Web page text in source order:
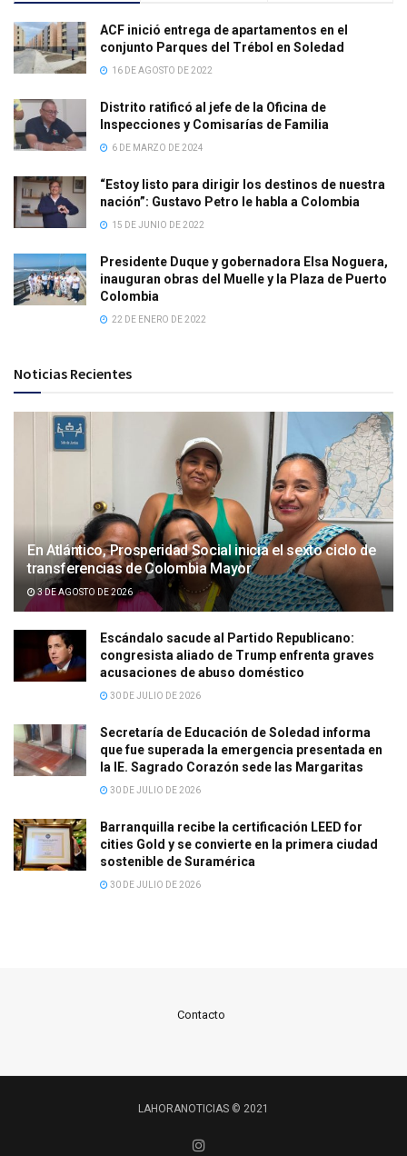
ACF inició entrega de apartamentos en el
conjunto Parques del Trébol en Soledad
16 DE AGOSTO DE 2022
Distrito ratificó al jefe de la Oficina de
Inspecciones y Comisarías de Familia
6 DE MARZO DE 2024
“Estoy listo para dirigir los destinos de nuestra
nación”: Gustavo Petro le habla a Colombia
15 DE JUNIO DE 2022
Presidente Duque y gobernadora Elsa Noguera,
inauguran obras del Muelle y la Plaza de Puerto
Colombia
22 DE ENERO DE 2022
Noticias Recientes
En Atlántico, Prosperidad Social inicia el sexto ciclo de
transferencias de Colombia Mayor
3 DE AGOSTO DE 2026
Escándalo sacude al Partido Republicano:
congresista aliado de Trump enfrenta graves
acusaciones de abuso doméstico
30 DE JULIO DE 2026
Secretaría de Educación de Soledad informa
que fue superada la emergencia presentada en
la IE. Sagrado Corazón sede las Margaritas
30 DE JULIO DE 2026
Barranquilla recibe la certificación LEED for
cities Gold y se convierte en la primera ciudad
sostenible de Suramérica
30 DE JULIO DE 2026
Contacto
LAHORANOTICIAS © 2021